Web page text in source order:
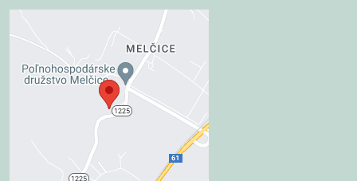
Externý obsah je
blokovaný Voľbami
súkromia
Prajete si načítať externý obsah?
Povoliť tentokrát